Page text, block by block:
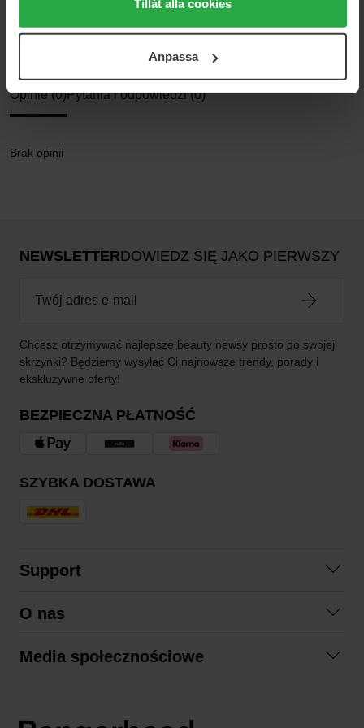
cookies. Du kan när som helst återkalla ditt samtycke.
Tillåt alla cookies
Anpassa
Happy
Opinie (0)Pytania i odpowiedzi (0)
Brak opinii
NEWSLETTERDOWIEDZ SIĘ JAKO PIERWSZY
Chcesz otrzymywać najlepsze beauty newsy prosto do swojej
skrzynki? Będziemy wysyłać Ci najnowsze trendy, porady i
ekskluzywne oferty!
BEZPIECZNA PŁATNOŚĆ
SZYBKA DOSTAWA
Support
Regulamin zakupów
O nas
Zrównoważony rozwój
Media społecznościowe